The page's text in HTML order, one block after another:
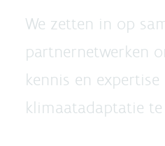
We zetten in op
partnernetwerken
kennis en expertise
klimaatadaptatie te